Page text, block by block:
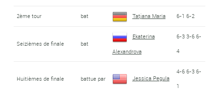
2ème tour bat Tatjana Maria 6-1 6-2
Seizièmes de finale bat
Ekaterina
Alexandrova
6-3 3-6 6-
4
Huitièmes de finale battue par Jessica Pegula
4-6 6-3 6-
1